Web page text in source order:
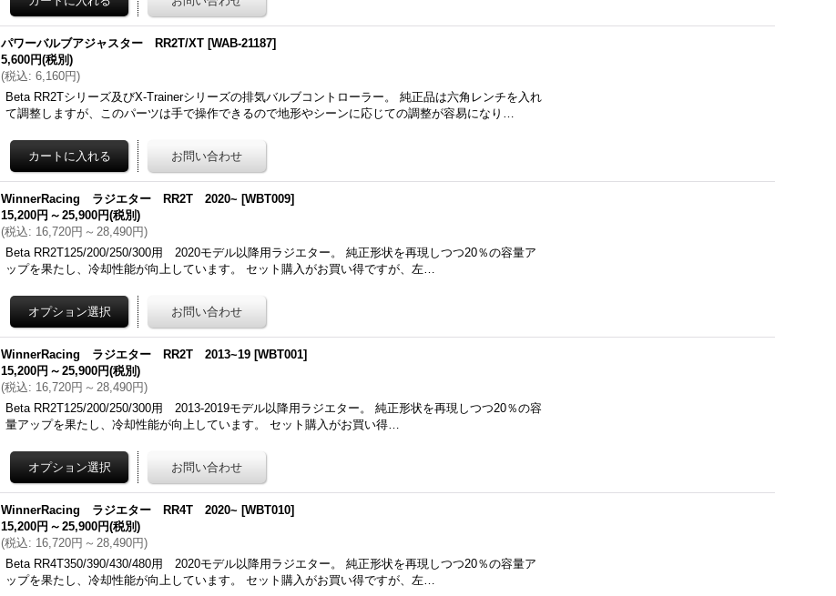
パワーバルブアジャスター RR2T/XT [WAB-21187]
5,600円(税別)
(税込: 6,160円)
Beta RR2Tシリーズ及びX-Trainerシリーズの排気バルブコントローラー。 純正品は六角レンチを入れ
て調整しますが、このパーツは手で操作できるので地形やシーンに応じての調整が容易になり…
WinnerRacing ラジエター RR2T 2020~ [WBT009]
15,200円 ～ 25,900円(税別)
(税込: 16,720円 ～ 28,490円)
Beta RR2T125/200/250/300用 2020モデル以降用ラジエター。 純正形状を再現しつつ20％の容量ア
ップを果たし、冷却性能が向上しています。 セット購入がお買い得ですが、左…
WinnerRacing ラジエター RR2T 2013~19 [WBT001]
15,200円 ～ 25,900円(税別)
(税込: 16,720円 ～ 28,490円)
Beta RR2T125/200/250/300用 2013-2019モデル以降用ラジエター。 純正形状を再現しつつ20％の容
量アップを果たし、冷却性能が向上しています。 セット購入がお買い得…
WinnerRacing ラジエター RR4T 2020~ [WBT010]
15,200円 ～ 25,900円(税別)
(税込: 16,720円 ～ 28,490円)
Beta RR4T350/390/430/480用 2020モデル以降用ラジエター。 純正形状を再現しつつ20％の容量ア
ップを果たし、冷却性能が向上しています。 セット購入がお買い得ですが、左…